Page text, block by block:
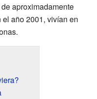
aproximadamente
año 2001, vivían en